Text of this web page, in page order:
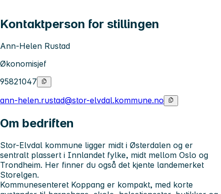
Kontaktperson for stillingen
Ann-Helen Rustad
Økonomisjef
95821047
ann-helen.rustad@stor-elvdal.kommune.no
Om bedriften
Stor-Elvdal kommune ligger midt i Østerdalen og er
sentralt plassert i Innlandet fylke, midt mellom Oslo og
Trondheim. Her finner du også det kjente landemerket
Storelgen.
Kommunesenteret Koppang er kompakt, med korte